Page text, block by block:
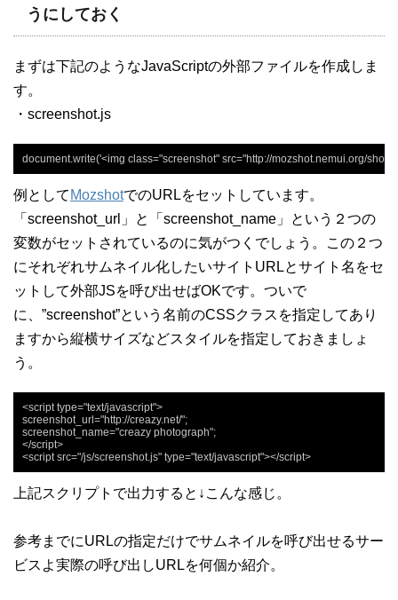
うにしておく
まずは下記のようなJavaScriptの外部ファイルを作成しま
す。
・screenshot.js
document.write('<img class="screenshot" src="http://mozshot.nemui.org/
例として MozshotでのURLをセットしています。
「screenshot_url」と「screenshot_name」という２つの
変数がセットされているのに気がつくでしょう。この２つ
にそれぞれサムネイル化したいサイトURLとサイト名をセ
ットして外部JSを呼び出せばOKです。ついで
に、”screenshot”という名前のCSSクラスを指定してあり
ますから縦横サイズなどスタイルを指定しておきましょ
う。
<script type="text/javascript">
screenshot_url="http://creazy.net/";
screenshot_name="creazy photograph";
</script>
<script src="/js/screenshot.js" type="text/javascript"></script>
上記スクリプトで出力すると↓こんな感じ。
参考までにURLの指定だけでサムネイルを呼び出せるサー
ビスよ実際の呼び出しURLを何個か紹介。